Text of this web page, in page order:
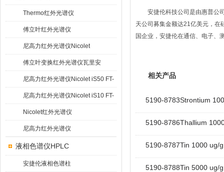
Thermo红外光谱仪
傅立叶红外光谱仪
尼高力红外光谱仪Nicolet
5700/6700
傅立叶变换红外光谱仪瓦里安
Varian 640
尼高力红外光谱仪Nicolet iS50 FT-
IR
尼高力红外光谱仪Nicolet iS10 FT-
IR
Nicolet红外光谱仪
尼高力红外光谱仪
液相色谱仪HPLC
安捷伦液相色谱柱
安捷伦科技公司是由惠普公
天公司募集金额达21亿美元，在
国企业，安捷伦在通信、电子、
相关产品
5190-8783Strontium
5190-8786Thallium
5190-8787Tin 1000 ug/
5190-8788Tin 5000 ug/